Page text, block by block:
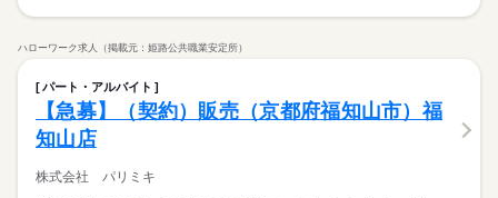
ハローワーク求人（掲載元：姫路公共職業安定所）
パート・アルバイト
【急募】（契約）販売（京都府福知山市）福
知山店
株式会社 パリミキ